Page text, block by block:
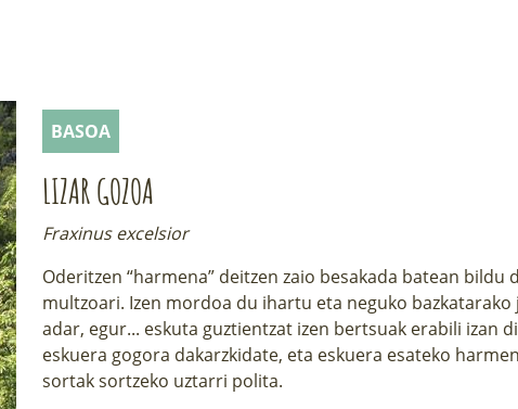
BASOA
LIZAR GOZOA
Fraxinus excelsior
Oderitzen “harmena” deitzen zaio besakada batean
multzoari. Izen mordoa du ihartu eta neguko bazkatarako
adar, egur... eskuta guztientzat izen bertsuak erabili izan
eskuera gogora dakarzkidate, eta eskuera esateko
sortak sortzeko uztarri polita.